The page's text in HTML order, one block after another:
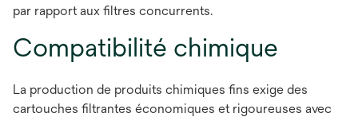
par rapport aux filtres concurrents.
Compatibilité chimique
La production de produits chimiques fins exige des
cartouches filtrantes économiques et rigoureuses avec